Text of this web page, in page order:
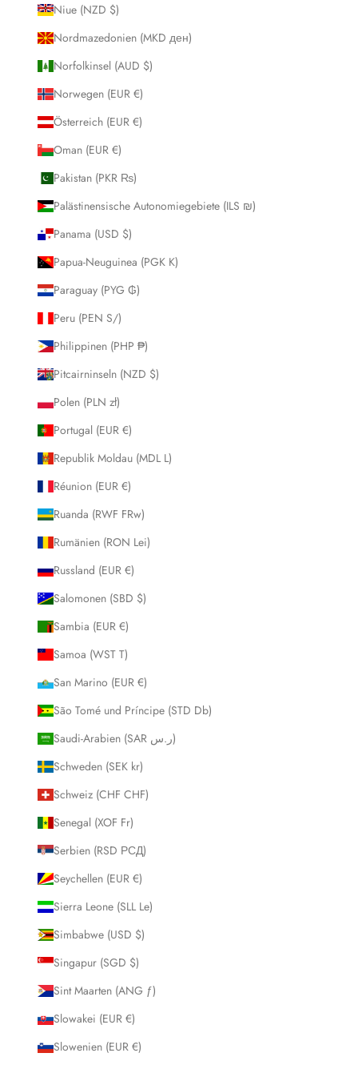
Niue (NZD $)
Nordmazedonien (MKD ден)
Norfolkinsel (AUD $)
Norwegen (EUR €)
Österreich (EUR €)
Oman (EUR €)
Pakistan (PKR ₨)
Palästinensische Autonomiegebiete (ILS ₪)
Panama (USD $)
Papua-Neuguinea (PGK K)
Paraguay (PYG ₲)
Peru (PEN S/)
Philippinen (PHP ₱)
Pitcairninseln (NZD $)
Polen (PLN zł)
Portugal (EUR €)
Republik Moldau (MDL L)
Réunion (EUR €)
Ruanda (RWF FRw)
Rumänien (RON Lei)
Russland (EUR €)
Salomonen (SBD $)
Sambia (EUR €)
Samoa (WST T)
San Marino (EUR €)
São Tomé und Príncipe (STD Db)
Saudi-Arabien (SAR ر.س)
Schweden (SEK kr)
Schweiz (CHF CHF)
Senegal (XOF Fr)
Serbien (RSD РСД)
Seychellen (EUR €)
Sierra Leone (SLL Le)
Simbabwe (USD $)
Singapur (SGD $)
Sint Maarten (ANG ƒ)
Slowakei (EUR €)
Slowenien (EUR €)